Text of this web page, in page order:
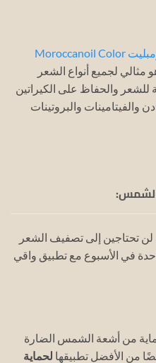
شامبو موروكان اويل كولور كومبليت Moroccanoil Color
مثالي لجميع أنواع الشعر
للشعر والحفاظ على الكيراتين
والبروتينات
الشمس:
تحتاجين إلى تصفيف الشعر
في الأسبوع مع تطبيق واقي
من أشعة الشمس الضارة
من الأفضل تطبيقها لحماية